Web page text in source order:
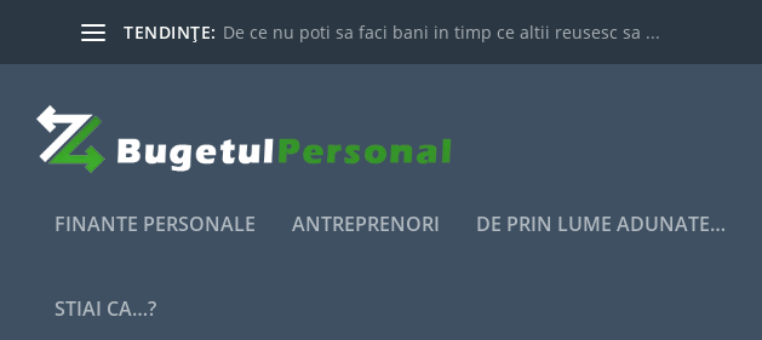
TENDINȚE: De ce nu poti sa faci bani in timp ce altii reusesc sa ...
FINANTE PERSONALE ANTREPRENORI DE PRIN LUME ADUNATE…
STIAI CA…?